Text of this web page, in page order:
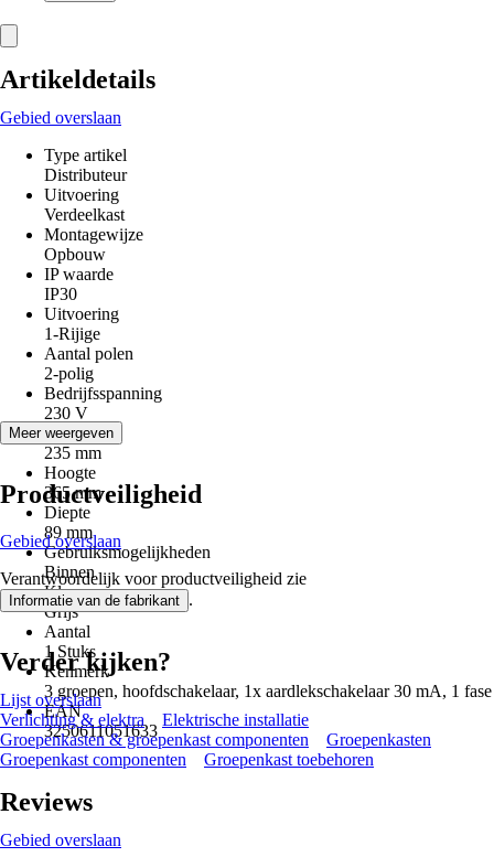
Artikeldetails
Gebied overslaan
Type artikel
Distributeur
Uitvoering
Verdeelkast
Montagewijze
Opbouw
IP waarde
IP30
Uitvoering
1-Rijige
Aantal polen
2-polig
Bedrijfsspanning
230 V
Breedte
235 mm
Hoogte
365 mm
Diepte
89 mm
Gebruiksmogelijkheden
Binnen
Kleur
Grijs
Aantal
1 Stuks
Kenmerk
3 groepen, hoofdschakelaar, 1x aardlekschakelaar 30 mA, 1 fase
EAN
3250611051633
Meer weergeven
Productveiligheid
Gebied overslaan
Verantwoordelijk voor productveiligheid zie
Informatie van de fabrikant .
Verder kijken?
Lijst overslaan
Verlichting & elektra
Elektrische installatie
Groepenkasten & groepenkast componenten
Groepenkasten
Groepenkast componenten
Groepenkast toebehoren
Reviews
Gebied overslaan